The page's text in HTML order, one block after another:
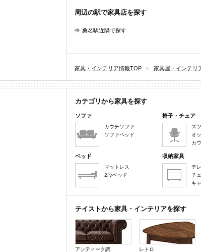
周辺の駅で家具店を探す
桑名駅近隣で探す
家具・インテリア情報TOP > 家具屋・インテリ
カテゴリから家具を探す
ソファ
カウチソファ
ソファベッド
椅子・チェア
ス
オ
カ
ベッド
マットレス
2段ベッド
収納家具
テ
チ
キ
テイストから家具・インテリアを探す
アンティーク調 レトロ